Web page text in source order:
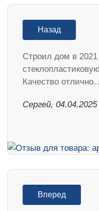
Назад
Строил дом в 2021
Качество
Сергей, 04.04.2025
Вперед